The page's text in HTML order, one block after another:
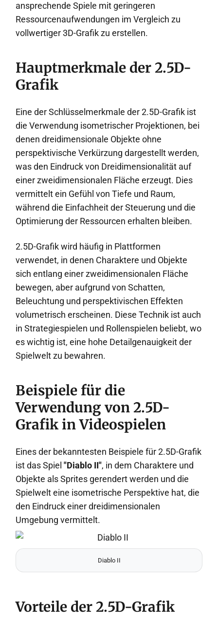
ansprechende Spiele mit geringeren
Ressourcenaufwendungen im Vergleich zu
vollwertiger 3D-Grafik zu erstellen.
Hauptmerkmale der 2.5D-
Grafik
Eine der Schlüsselmerkmale der 2.5D-Grafik ist
die Verwendung isometrischer Projektionen, bei
denen dreidimensionale Objekte ohne
perspektivische Verkürzung dargestellt werden,
was den Eindruck von Dreidimensionalität auf
einer zweidimensionalen Fläche erzeugt. Dies
vermittelt ein Gefühl von Tiefe und Raum,
während die Einfachheit der Steuerung und die
Optimierung der Ressourcen erhalten bleiben.
2.5D-Grafik wird häufig in Plattformen
verwendet, in denen Charaktere und Objekte
sich entlang einer zweidimensionalen Fläche
bewegen, aber aufgrund von Schatten,
Beleuchtung und perspektivischen Effekten
volumetrisch erscheinen. Diese Technik ist auch
in Strategiespielen und Rollenspielen beliebt, wo
es wichtig ist, eine hohe Detailgenauigkeit der
Spielwelt zu bewahren.
Beispiele für die
Verwendung von 2.5D-
Grafik in Videospielen
Eines der bekanntesten Beispiele für 2.5D-Grafik
ist das Spiel "Diablo II", in dem Charaktere und
Objekte als Sprites gerendert werden und die
Spielwelt eine isometrische Perspektive hat, die
den Eindruck einer dreidimensionalen
Umgebung vermittelt.
Diablo II
Vorteile der 2.5D-Grafik